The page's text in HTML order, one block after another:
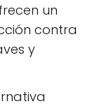
un
contra
y